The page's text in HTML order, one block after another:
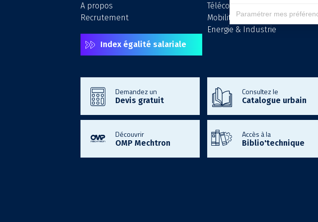
A propos
Recrutement
Index égalité salariale
Télécom & Data
Mobilité Electrique
Energie & Industrie
Demandez un
Devis gratuit
Consultez le
Catalogue urbain
Découvrir
OMP Mechtron
Accès à la
Biblio'technique